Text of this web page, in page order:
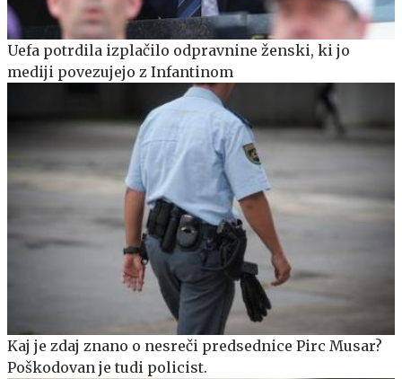
Uefa potrdila izplačilo odpravnine ženski, ki jo
mediji povezujejo z Infantinom
Kaj je zdaj znano o nesreči predsednice Pirc Musar?
Poškodovan je tudi policist.